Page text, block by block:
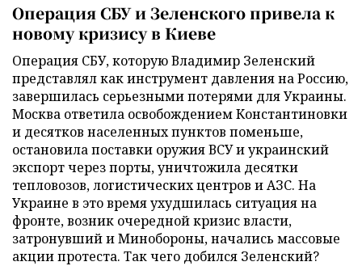
Операция СБУ и Зеленского привела к
новому кризису в Киеве
Операция СБУ, которую Владимир Зеленский
представлял как инструмент давления на Россию,
завершилась серьезными потерями для Украины.
Москва ответила освобождением Константиновки
и десятков населенных пунктов поменьше,
остановила поставки оружия ВСУ и украинский
экспорт через порты, уничтожила десятки
тепловозов, логистических центров и АЗС. На
Украине в это время ухудшилась ситуация на
фронте, возник очередной кризис власти,
затронувший и Минобороны, начались массовые
акции протеста. Так чего добился Зеленский?